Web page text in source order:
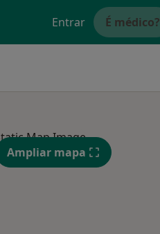
Entrar É médico?
Ampliar mapa